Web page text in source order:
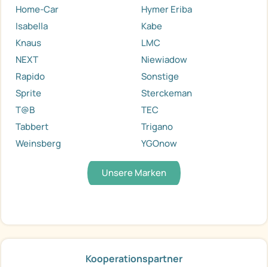
Home-Car
Hymer Eriba
Isabella
Kabe
Knaus
LMC
NEXT
Niewiadow
Rapido
Sonstige
Sprite
Sterckeman
T@B
TEC
Tabbert
Trigano
Weinsberg
YGOnow
Unsere Marken
Kooperationspartner